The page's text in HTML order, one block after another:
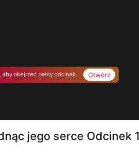
obejrzeć pełny odcinek. Otwórz
jego serce Odcinek